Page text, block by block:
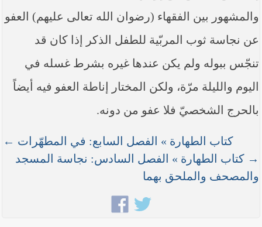
والمشهور بين الفقهاء (رضوان الله تعالى عليهم) العفو
عن نجاسة ثوب المربّية للطفل الذكر إذا كان قد
تنجّس ببوله ولم يكن عندها غيره بشرط غسله في
اليوم والليلة مرّة، ولكن المختار إناطة العفو فيه أيضاً
بالحرج الشخصيّ فلا عفو من دونه.
كتاب الطهارة » الفصل السابع: في المطهّرات ←
→ كتاب الطهارة » الفصل السادس: نجاسة المسجد
والمصحف والملحق بهما